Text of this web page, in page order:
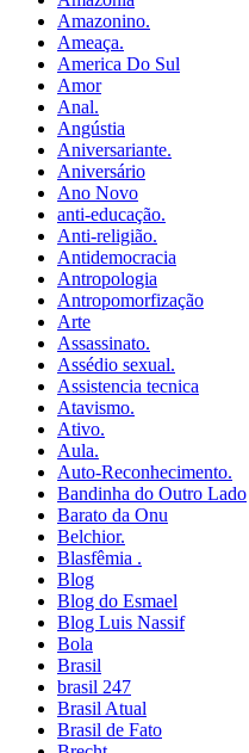
Amazonino.
Ameaça.
America Do Sul
Amor
Anal.
Angústia
Aniversariante.
Aniversário
Ano Novo
anti-educação.
Anti-religião.
Antidemocracia
Antropologia
Antropomorfização
Arte
Assassinato.
Assédio sexual.
Assistencia tecnica
Atavismo.
Ativo.
Aula.
Auto-Reconhecimento.
Bandinha do Outro Lado
Barato da Onu
Belchior.
Blasfêmia .
Blog
Blog do Esmael
Blog Luis Nassif
Bola
Brasil
brasil 247
Brasil Atual
Brasil de Fato